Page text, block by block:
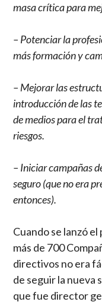
masa crítica para
– Potenciar la
más formación y
– Mejorar las
introducción de las
de medios para el
riesgos.
– Iniciar campañas
seguro (que no era
entonces).
Cuando se lanzó
más de 700
directivos no era
de seguir la nueva
que fue director